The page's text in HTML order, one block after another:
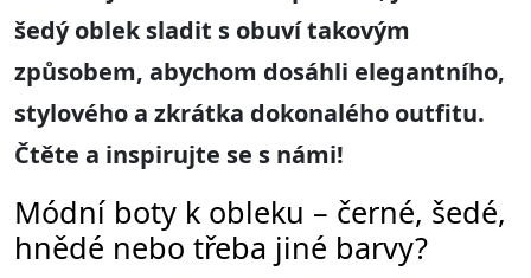
šedý oblek sladit s obuví takovým
způsobem, abychom dosáhli elegantního,
stylového a zkrátka dokonalého outfitu.
Čtěte a inspirujte se s námi!
Módní boty k obleku – černé, šedé,
hnědé nebo třeba jiné barvy?